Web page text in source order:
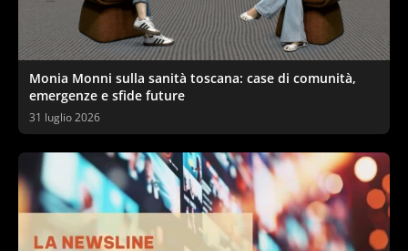
Monia Monni sulla sanità toscana: case di comunità,
emergenze e sfide future
31 luglio 2026